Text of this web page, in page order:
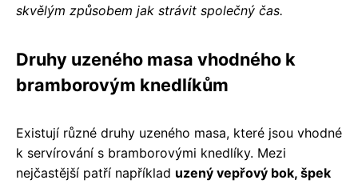
skvělým způsobem jak strávit společný čas.
Druhy uzeného masa vhodného k
bramborovým knedlíkům
Existují různé druhy uzeného masa, které jsou vhodné
k servírování s bramborovými knedlíky. Mezi
nejčastější patří například uzený vepřový bok, špek